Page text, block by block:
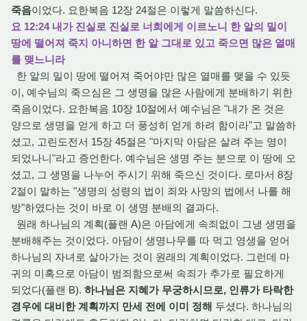
죽음이었다. 요한복음 12장 24절은 이렇게 말씀하신다.
요 12:24 내가 진실로 진실로 너희에게 이르노니 한 알의 밀이
땅에 떨어져 죽지 아니하면 한 알 그대로 있고 죽으면 많은 열매
를 맺느니라
한 알의 밀이 땅에 떨어져 죽어야만 많은 열매를 맺을 수 있듯
이, 예수님의 죽으심은 그 생명을 많은 사람에게 분배하기 위한
죽음이었다. 요한복음 10장 10절에서 예수님은 "내가 온 것은
양으로 생명을 얻게 하고 더 풍성히 얻게 하려 함이라"고 말씀하
셨고, 고린도전서 15장 45절은 "마지막 아담은 살려 주는 영이
되었나니"라고 증언한다. 예수님은 생명 주는 분으로 이 땅에 오
셨고, 그 생명을 나누어 주시기 위해 죽으신 것이다. 로마서 8장
2절이 말하는 "생명의 성령의 법이 죄와 사망의 법에서 나를 해
방"하였다는 것이 바로 이 생명 분배의 결과다.
원래 하나님의 계획(플랜 A)은 아담에게 속죄없이 그냉 생명을
분배해주는 것이었다. 아담이 생명나무를 따 먹고 영생을 얻어
하나님의 자녀로 살아가는 것이 원래의 계획이었다. 그런데 마
귀의 미혹으로 아담이 범죄함으로써 속죄가 추가로 필요하게
되었다(플랜 B). 하나님은 지혜가 무궁하시므로, 인류가 타락한
경우에 대비한 계획까지 만세 전에 이미 정해 두셨다. 하나님의